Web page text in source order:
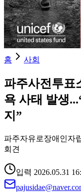
홈 사회
파주사전투표
욕 사태 발생
지”
파주자유로장애인자
회견
입력 2026.05.31